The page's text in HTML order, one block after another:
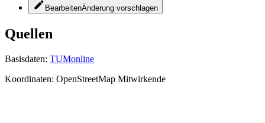
BearbeitenÄnderung vorschlagen
Quellen
Basisdaten: TUMonline
Koordinaten: OpenStreetMap Mitwirkende